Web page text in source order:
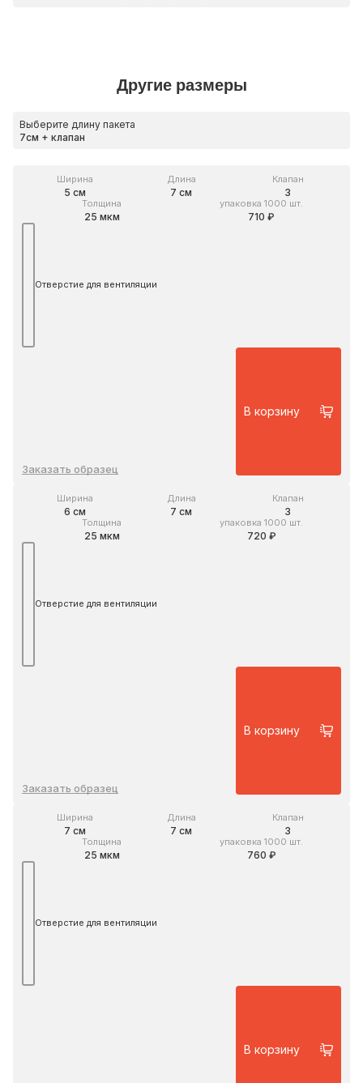
Другие размеры
Выберите длину пакета
Ширина
5 см
Длина
7 см
Клапан
3
Толщина
25 мкм
упаковка 1000 шт.
710 ₽
Отверстие для вентиляции
Заказать образец
В корзину
Ширина
6 см
Длина
7 см
Клапан
3
Толщина
25 мкм
упаковка 1000 шт.
720 ₽
Отверстие для вентиляции
Заказать образец
В корзину
Ширина
7 см
Длина
7 см
Клапан
3
Толщина
25 мкм
упаковка 1000 шт.
760 ₽
Отверстие для вентиляции
В корзину